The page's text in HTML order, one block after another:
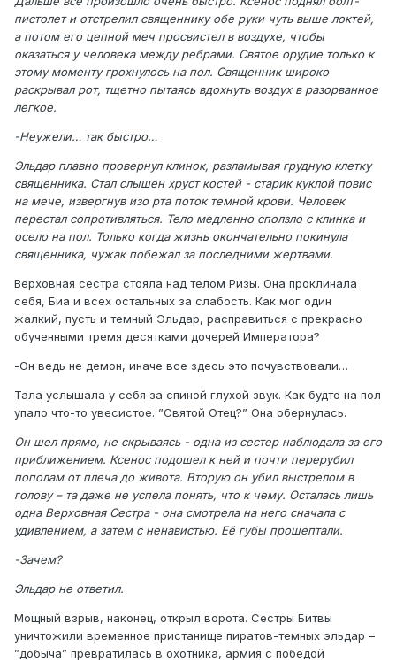
пистолет и отстрелил священнику обе руки чуть выше локтей,
а потом его цепной меч просвистел в воздухе, чтобы
оказаться у человека между ребрами. Святое орудие только к
этому моменту грохнулось на пол. Священник широко
раскрывал рот, тщетно пытаясь вдохнуть воздух в разорванное
легкое.
-Неужели… так быстро…
Эльдар плавно провернул клинок, разламывая грудную клетку
священника. Стал слышен хруст костей - старик куклой повис
на мече, извергнув изо рта поток темной крови. Человек
перестал сопротивляться. Тело медленно сползло с клинка и
осело на пол. Только когда жизнь окончательно покинула
священника, чужак побежал за последними жертвами.
Верховная сестра стояла над телом Ризы. Она проклинала
себя, Биа и всех остальных за слабость. Как мог один
жалкий, пусть и темный Эльдар, расправиться с прекрасно
обученными тремя десятками дочерей Императора?
-Он ведь не демон, иначе все здесь это почувствовали…
Тала услышала у себя за спиной глухой звук. Как будто на пол
упало что-то увесистое. ”Святой Отец?” Она обернулась.
Он шел прямо, не скрываясь - одна из сестер наблюдала за его
приближением. Ксенос подошел к ней и почти перерубил
пополам от плеча до живота. Вторую он убил выстрелом в
голову – та даже не успела понять, что к чему. Осталась лишь
одна Верховная Сестра - она смотрела на него сначала с
удивлением, а затем с ненавистью. Её губы прошептали.
-Зачем?
Эльдар не ответил.
Мощный взрыв, наконец, открыл ворота. Сестры Битвы
уничтожили временное пристанище пиратов-темных эльдар –
”добыча” превратилась в охотника, армия с победой